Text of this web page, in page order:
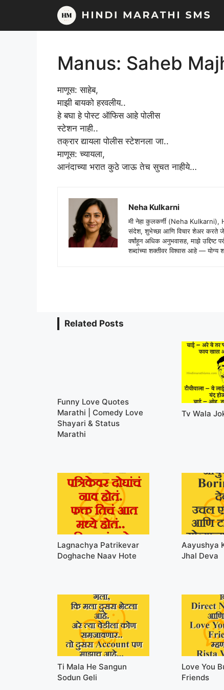
content
Manus: Saheb
माणूस: साहेब,
माझी बायको हरवलीय..
हे बघा हे पोस्ट ऑफिस आहे पोलीस
स्टेशन नाही..
तक्रार द्यायला पोलीस स्टेशनला जा..
माणूस: च्यायला,
आनंदाच्या भरात कुठे जाऊ तेच सुचत नाहीये…
Neha Kulkarni
मी नेहा कुलकर्णी (Neha Kulkarni),
संदेश, शुभेच्छा आणि विचार शेअर करते
वर्षांहून अधिक अनुभवासह, माझे
शब्दांच्या शक्तीवर विश्वास आहे —
Related Posts
Funny Love Quotes
Marathi | Comedy Love
Shayari & Status
Marathi
Tv Wala
Lagnachya Patrikevar
Doghache Naav Hote
Aayushya
Jhal Deva
Ti Mala He Sangun
Sodun Geli
Love You
Friends